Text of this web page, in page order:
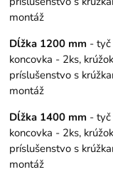
montáž
Dĺžka 1200 mm -
koncovka - 2ks,
príslušenstvo s
montáž
Dĺžka 1400 mm -
koncovka - 2ks,
príslušenstvo s
montáž